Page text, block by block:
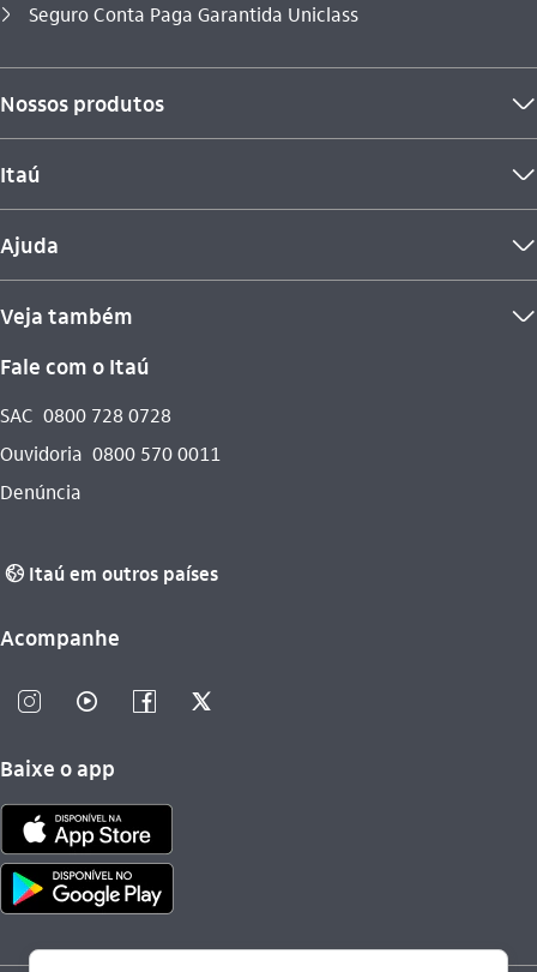
seta_direita
Você está aqui:
Seguro Conta Paga Garantida Uniclass
Nossos produtos seta_baixo
Itaú seta_baixo
Ajuda seta_baixo
Veja também seta_baixo
Fale com o Itaú
SAC 0800 728 0728
Ouvidoria 0800 570 0011
Denúncia
globo_outline Itaú em outros países
Acompanhe
instagram_outline video_outline facebook_outline twitter_outline
Baixe o app